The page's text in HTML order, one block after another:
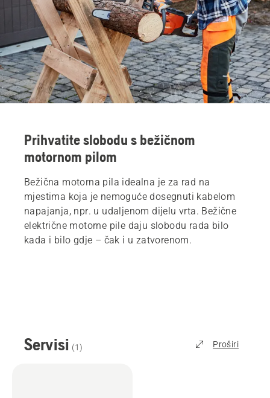
Prihvatite slobodu s bežičnom
motornom pilom
Bežična motorna pila idealna je za rad na
mjestima koja je nemoguće dosegnuti kabelom
napajanja, npr. u udaljenom dijelu vrta. Bežične
električne motorne pile daju slobodu rada bilo
kada i bilo gdje – čak i u zatvorenom.
Servisi (1) Proširi